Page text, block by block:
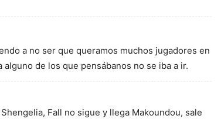
a no ser que queramos muchos jugadores en
de los que pensábanos no se iba a ir.
Fall no sigue y llega Makoundou, sale